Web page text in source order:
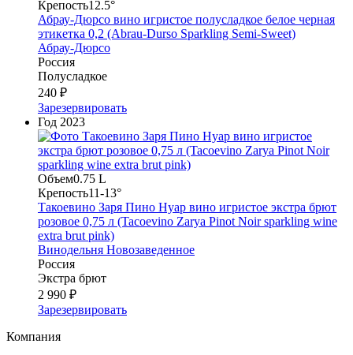
Крепость12.5°
Абрау-Дюрсо вино игристое полусладкое белое черная
этикетка 0,2 (Abrau-Durso Sparkling Semi-Sweet)
Абрау-Дюрсо
Россия
Полусладкое
240 ₽
Зарезервировать
Год 2023
Объем0.75 L
Крепость11-13°
Такоевино Заря Пино Нуар вино игристое экстра брют
розовое 0,75 л (Tacoevino Zarya Pinot Noir sparkling wine
extra brut pink)
Винодельня Новозаведенное
Россия
Экстра брют
2 990 ₽
Зарезервировать
Компания